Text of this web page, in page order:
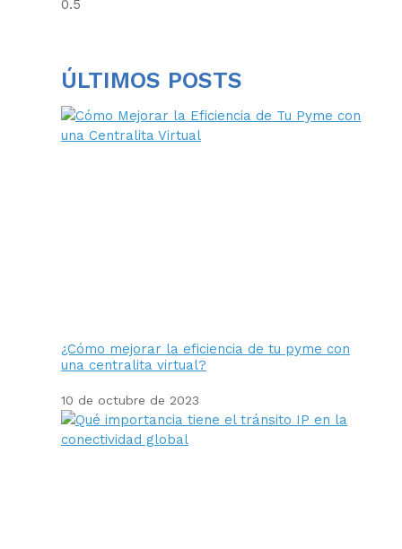
ÚLTIMOS POSTS
¿Cómo mejorar la eficiencia de tu pyme con
una centralita virtual?
10 de octubre de 2023